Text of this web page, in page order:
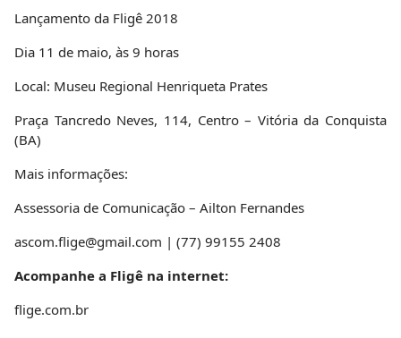
Lançamento da Fligê 2018
Dia 11 de maio, às 9 horas
Local: Museu Regional Henriqueta Prates
Praça Tancredo Neves, 114, Centro – Vitória da Conquista
(BA)
Mais informações:
Assessoria de Comunicação – Ailton Fernandes
ascom.flige@gmail.com | (77) 99155 2408
Acompanhe a Fligê na internet:
flige.com.br